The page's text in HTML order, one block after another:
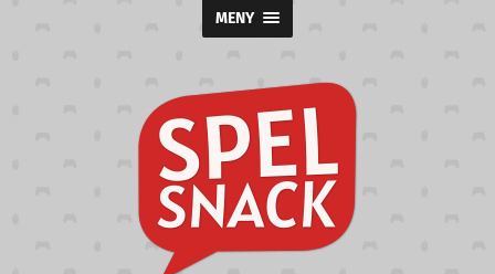
MENY